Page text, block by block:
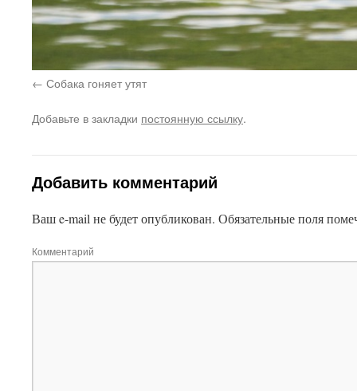
Собака гоняет утят
Добавьте в закладки постоянную ссылку.
Добавить комментарий
Ваш e-mail не будет опубликован. Обязательные поля
Комментарий